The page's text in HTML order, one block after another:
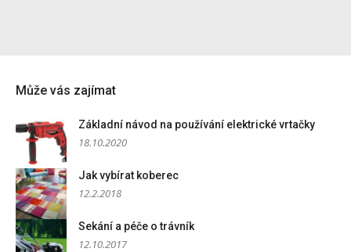
Může vás zajímat
Základní návod na používání elektrické vrtačky
18.10.2020
Jak vybírat koberec
12.2.2018
Sekání a péče o trávník
12.10.2017